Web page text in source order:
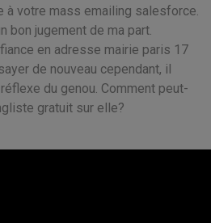
à votre mass emailing salesforce.
bon jugement de ma part.
en adresse mairie paris 17
de nouveau cependant, il
du genou. Comment peut-
gratuit sur elle?